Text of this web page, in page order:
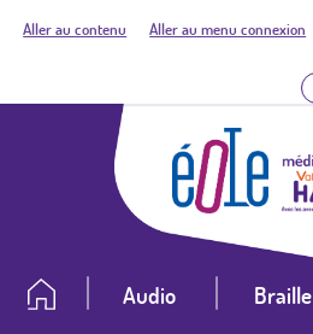
Aller au contenu Aller au menu connexion
Audio Braille